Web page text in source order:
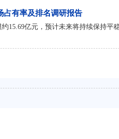
占有率及排名调研报告
15.69亿元，预计未来将持续保持平